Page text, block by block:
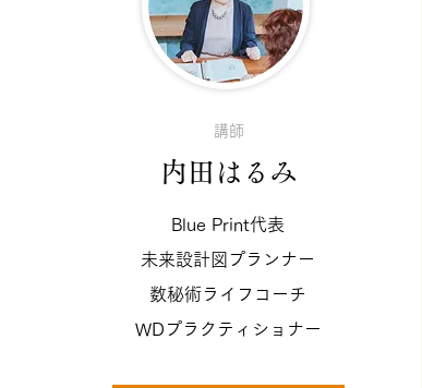
講師
内田はるみ
Blue Print代表
未来設計図プランナー
数秘術ライフコーチ
WDプラクティショナー